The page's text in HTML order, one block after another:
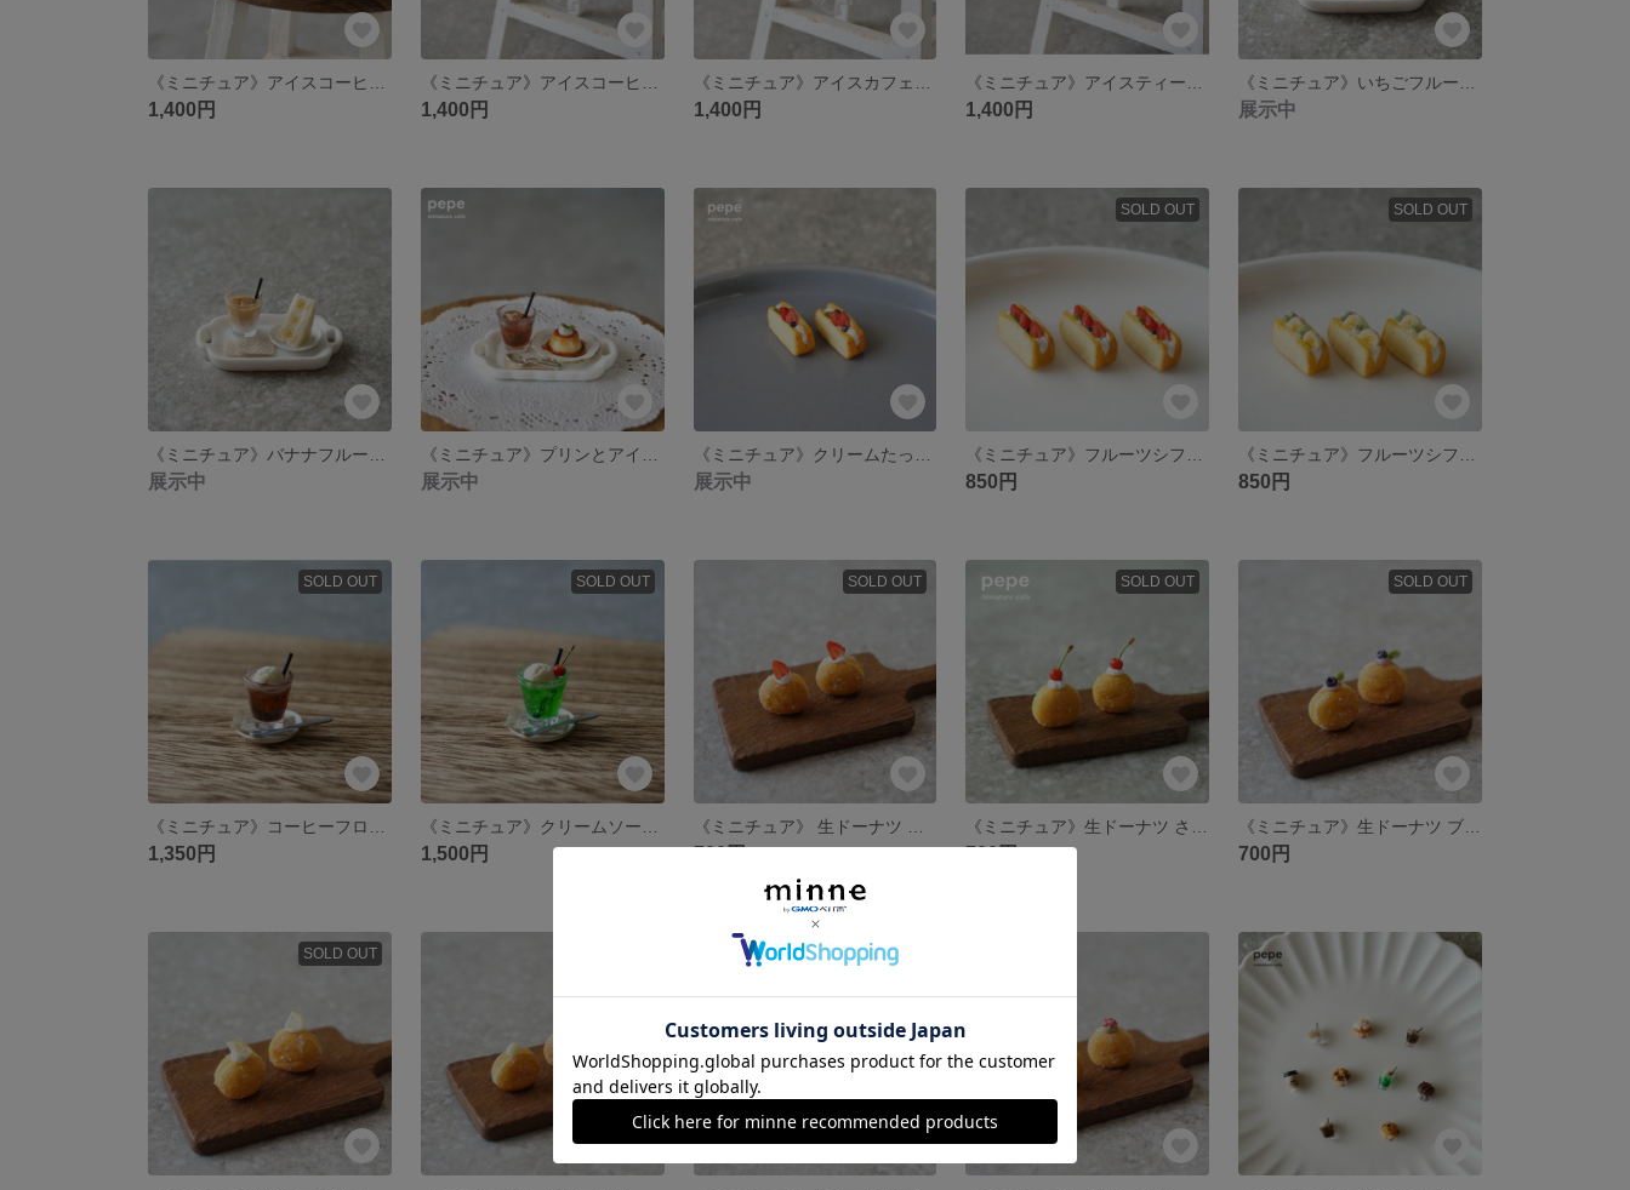
1,400円 1,400円 1,400円 1,400円 展示中
展示中 展示中 展示中
SOLD OUT
850円
SOLD OUT
850円
SOLD OUT
1,350円
SOLD OUT
1,500円
SOLD OUT
700円
SOLD OUT
700円
SOLD OUT
700円
SOLD OUT SOLD OUT